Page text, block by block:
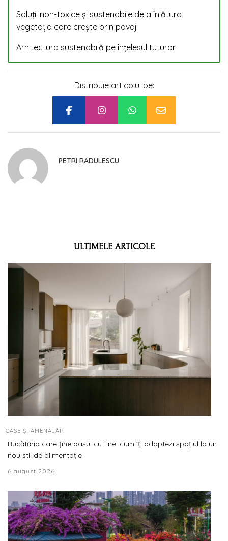
Soluții non-toxice și sustenabile de a înlătura
vegetația care crește prin pavaj
Arhitectura sustenabilă pe înțelesul tuturor
Distribuie articolul pe:
PETRI RADULESCU
ULTIMELE ARTICOLE
CASE ȘI AMENAJĂRI
Bucătăria care ține pasul cu tine: cum îți adaptezi spațiul la un
nou stil de alimentație
6 august 2026